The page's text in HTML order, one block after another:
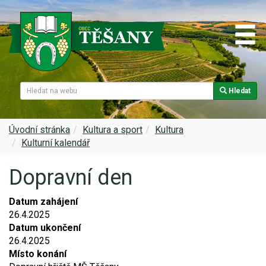
Hledat
Úvodní stránka Kultura a sport
Kultura
Kulturní kalendář
Dopravní den
Datum zahájení
26.4.2025
Datum ukončení
26.4.2025
Místo konání
Naše obec
Z historie
Zajímavosti v obci
Znak a prapor obce
Virtuální prohlídka
Úřední deska
Samospráva
Projekty
Matrika
Hlášení rozhlasu
Spolky a sdružení
Kultura
Sport
Ohlédnutí za lety 2015-2019
Škola
Farnost
Zdravotní služby
Foto, video
Rezervační systém obce